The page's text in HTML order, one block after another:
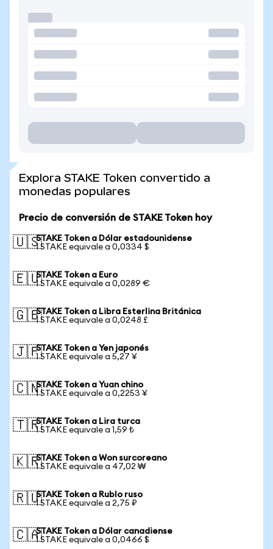
Explora STAKE Token convertido a
monedas populares
Precio de conversión de STAKE Token hoy
🇺🇸STAKE Token a Dólar estadounidense
1 STAKE equivale a 0,0334 $
🇪🇺STAKE Token a Euro
1 STAKE equivale a 0,0289 €
🇬🇧STAKE Token a Libra Esterlina Británica
1 STAKE equivale a 0,0248 £
🇯🇵STAKE Token a Yen japonés
1 STAKE equivale a 5,27 ¥
🇨🇳STAKE Token a Yuan chino
1 STAKE equivale a 0,2253 ¥
🇹🇷STAKE Token a Lira turca
1 STAKE equivale a 1,59 ₺
🇰🇷STAKE Token a Won surcoreano
1 STAKE equivale a 47,02 ₩
🇷🇺STAKE Token a Rublo ruso
1 STAKE equivale a 2,75 ₽
🇨🇦STAKE Token a Dólar canadiense
1 STAKE equivale a 0,0466 $